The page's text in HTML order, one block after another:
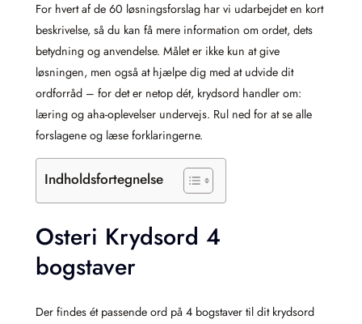
For hvert af de 60 løsningsforslag har vi udarbejdet en kort
beskrivelse, så du kan få mere information om ordet, dets
betydning og anvendelse. Målet er ikke kun at give
løsningen, men også at hjælpe dig med at udvide dit
ordforråd – for det er netop dét, krydsord handler om:
læring og aha-oplevelser undervejs. Rul ned for at se alle
forslagene og læse forklaringerne.
Indholdsfortegnelse
Osteri Krydsord 4
bogstaver
Der findes ét passende ord på 4 bogstaver til dit krydsord